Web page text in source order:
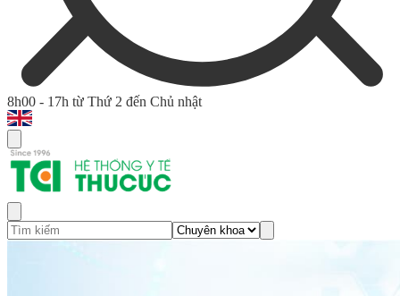
8h00 - 17h từ Thứ 2 đến Chủ nhật